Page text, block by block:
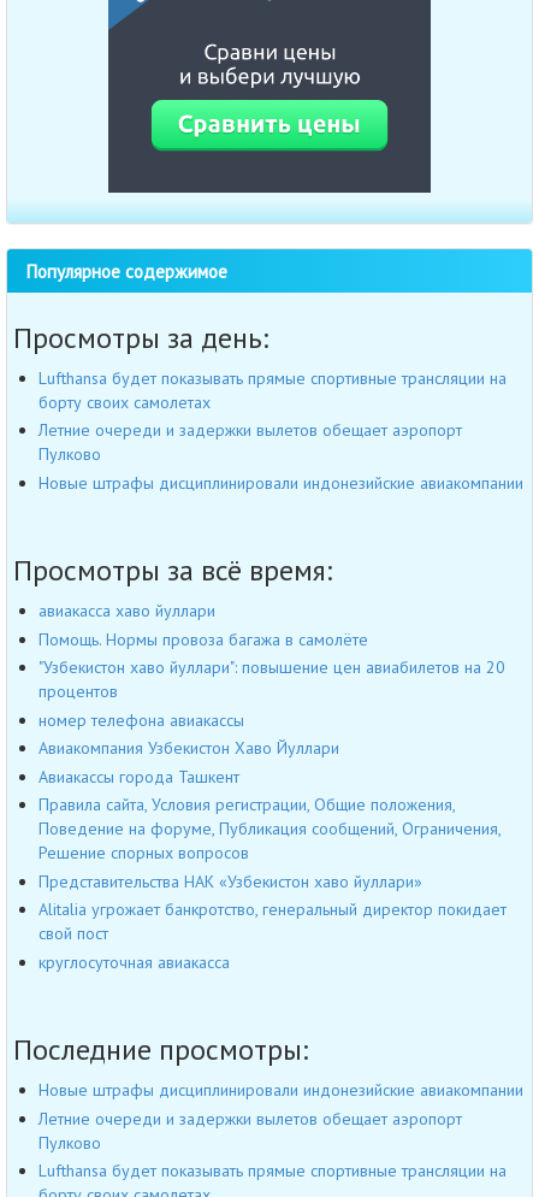
Популярное содержимое
Просмотры за день:
Lufthansa будет показывать прямые спортивные трансляции на
борту своих самолетах
Летние очереди и задержки вылетов обещает аэропорт
Пулково
Новые штрафы дисциплинировали индонезийские авиакомпании
Просмотры за всё время:
авиакасса хаво йуллари
Помощь. Нормы провоза багажа в самолёте
"Узбекистон хаво йуллари": повышение цен авиабилетов на 20
процентов
номер телефона авиакассы
Авиакомпания Узбекистон Хаво Йуллари
Авиакассы города Ташкент
Правила сайта, Условия регистрации, Общие положения,
Поведение на форуме, Публикация сообщений, Ограничения,
Решение спорных вопросов
Представительства НАК «Узбекистон хаво йуллари»
Alitalia угрожает банкротство, генеральный директор покидает
свой пост
круглосуточная авиакасса
Последние просмотры:
Новые штрафы дисциплинировали индонезийские авиакомпании
Летние очереди и задержки вылетов обещает аэропорт
Пулково
Lufthansa будет показывать прямые спортивные трансляции на